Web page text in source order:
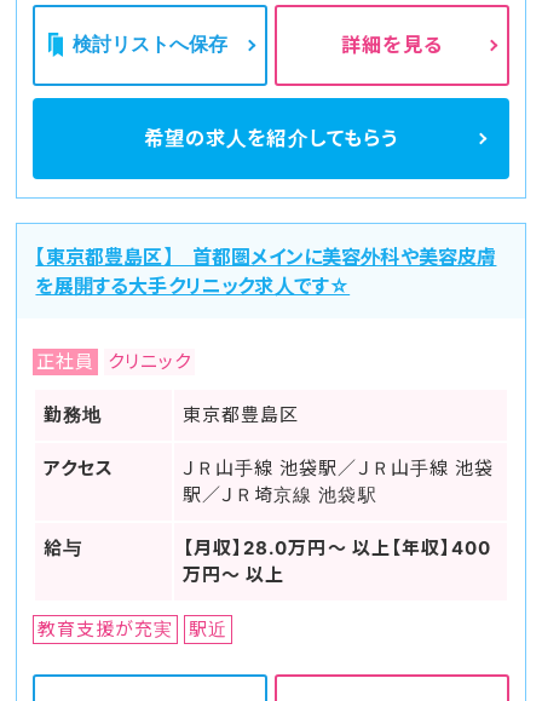
検討リストへ保存 詳細を見る
希望の求人を紹介してもらう
【東京都豊島区】 首都圏メインに美容外科や美容皮膚
を展開する大手クリニック求人です☆
正社員 クリニック
勤務地 東京都豊島区
アクセス
ＪＲ山手線 池袋駅／ＪＲ山手線 池袋
駅／ＪＲ埼京線 池袋駅
給与
【月収】28.0万円～ 以上【年収】400
万円～ 以上
教育支援が充実 駅近